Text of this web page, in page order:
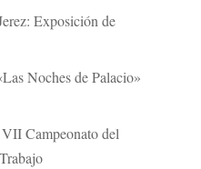
Exposición de
Noches de Palacio»
Campeonato del